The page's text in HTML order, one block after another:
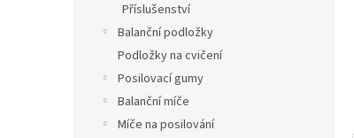
Příslušenství
Balanční podložky
Podložky na cvičení
Posilovací gumy
Balanční míče
Míče na posilování